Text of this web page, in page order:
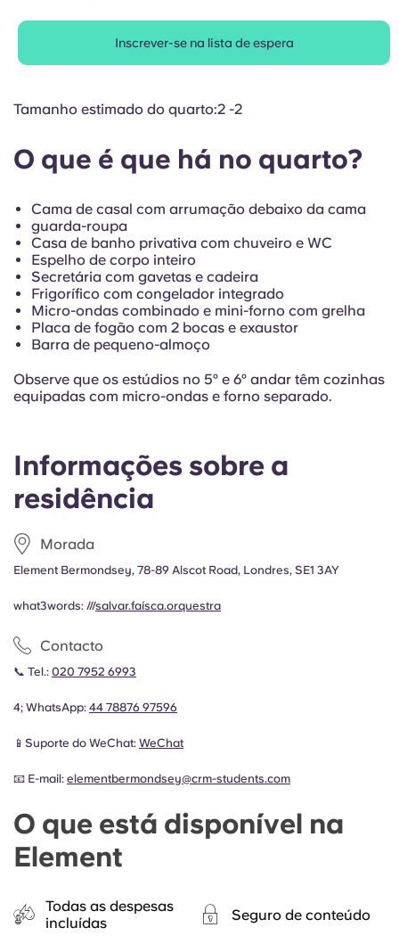
Català
Italian
Portuguese
Informações sobre a
residência
Morada
Element Bermondsey, 78-89 Alscot Road, Londres, SE1 3AY
what3words: ///salvar.faísca.orquestra
Contacto
📞 Tel.: 020 7952 6993
4; WhatsApp: 44 78876 97596
📱Suporte do WeChat: WeChat
📧 E-mail: elementbermondsey@crm-students.com
O que está disponível na
Element
Todas as despesas
incluídas
Seguro de conteúdo
Inscrever-se na lista de espera
Tamanho estimado do quarto:2 -2
O que é que há no quarto?
Cama de casal com arrumação debaixo da cama
guarda-roupa
Casa de banho privativa com chuveiro e WC
Espelho de corpo inteiro
Secretária com gavetas e cadeira
Frigorífico com congelador integrado
Micro-ondas combinado e mini-forno com grelha
Placa de fogão com 2 bocas e exaustor
Barra de pequeno-almoço
Observe que os estúdios no 5º e 6º andar têm cozinhas
equipadas com micro-ondas e forno separado.